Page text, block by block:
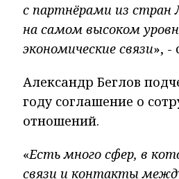
с партнёрами из стран
на самом высоком
экономические связи», -
Александр Беглов
году соглашение о
отношений.
«Есть много сфер, в
связи и контакты